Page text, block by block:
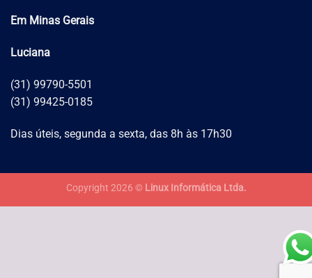
Em Minas Gerais
Luciana
(31) 99790-5501
(31) 99425-0185
Dias úteis, segunda a sexta, das 8h às 17h30
Copyright 2026 © Linux Informática Ltda.